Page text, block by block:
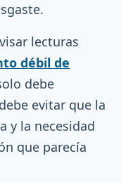
lecturas
débil de
debe
evitar que la
y la necesidad
que parecía